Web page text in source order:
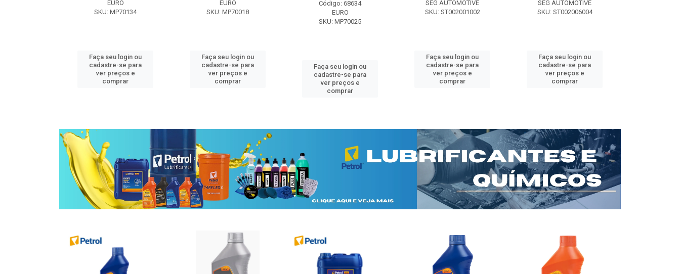
EURO
SKU: MP70134
Faça seu login ou
cadastre-se para
ver preços e
comprar
EURO
SKU: MP70018
Faça seu login ou
cadastre-se para
ver preços e
comprar
Código: 68634
EURO
SKU: MP70025
Faça seu login ou
cadastre-se para
ver preços e
comprar
SEG AUTOMOTIVE
SKU: ST002001002
Faça seu login ou
cadastre-se para
ver preços e
comprar
SEG AUTOMOTIVE
SKU: ST002006004
Faça seu login ou
cadastre-se para
ver preços e
comprar